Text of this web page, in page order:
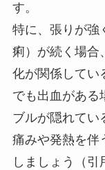
す。
特に、張りが強
痢）が続く場合
化が関係してい
でも出血がある
ブルが隠れてい
痛みや発熱を伴
しましょう（引